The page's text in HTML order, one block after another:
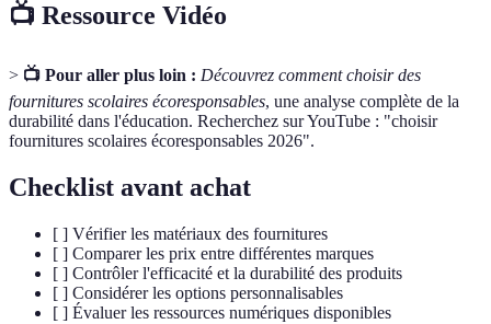
📺 Ressource Vidéo
> 📺 Pour aller plus loin : Découvrez comment choisir des
fournitures scolaires écoresponsables, une analyse complète de la
durabilité dans l'éducation. Recherchez sur YouTube : "choisir
fournitures scolaires écoresponsables 2026".
Checklist avant achat
[ ] Vérifier les matériaux des fournitures
[ ] Comparer les prix entre différentes marques
[ ] Contrôler l'efficacité et la durabilité des produits
[ ] Considérer les options personnalisables
[ ] Évaluer les ressources numériques disponibles